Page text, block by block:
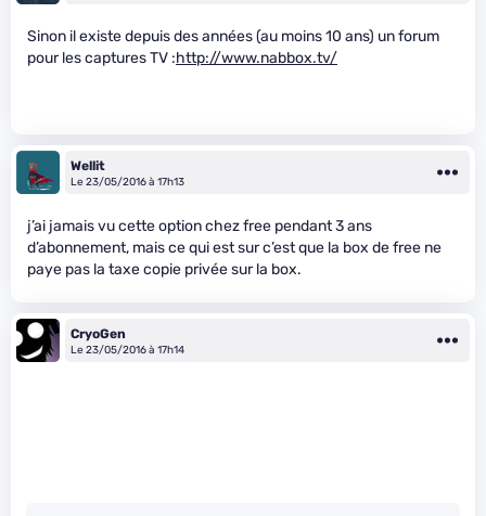
Sinon il existe depuis des années (au moins 10 ans) un forum
pour les captures TV :http://www.nabbox.tv/
Wellit
Le 23/05/2016 à 17h13
j’ai jamais vu cette option chez free pendant 3 ans
d’abonnement, mais ce qui est sur c’est que la box de free ne
paye pas la taxe copie privée sur la box.
CryoGen
Le 23/05/2016 à 17h14